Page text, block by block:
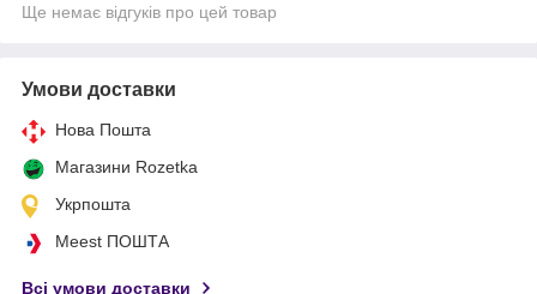
Ще немає відгуків про цей товар
Умови доставки
Нова Пошта
Магазини Rozetka
Укрпошта
Meest ПОШТА
Всі умови доставки